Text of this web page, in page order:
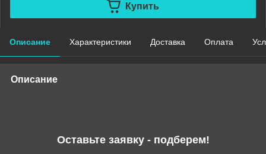
Купить
Описание Характеристики Доставка Оплата
Описание
Оставьте заявку - подберем!